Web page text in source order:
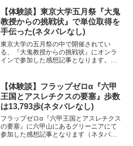
事です。
【体験談】東京大学五月祭『大鬼
教授からの挑戦状』で単位取得を
手伝った(ネタバレなし)
東京大学の五月祭の中で開催されてい
る、『大鬼教授からの挑戦状』にオンラ
インで参加した感想記事となります。競
い方にこそ触れてほしいイベントとなり
ます。
【体験談】フラップゼロα『​六甲
王国とアスレチクスの要塞』歩数
は13,793歩(ネタバレなし)
フラップゼロα『​六甲王国とアスレチクス
の要塞』に六甲山にあるグリーニアにて
参加した感想記事となります（ネタバレ